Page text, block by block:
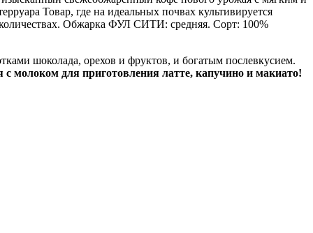
Товар, где на идеальных почвах культивируется
Обжарка ФУЛ СИТИ: средняя. Сорт: 100%
шоколада, орехов и фруктов, и богатым послевкусием.
с молоком для приготовления латте, капучино и макиато!